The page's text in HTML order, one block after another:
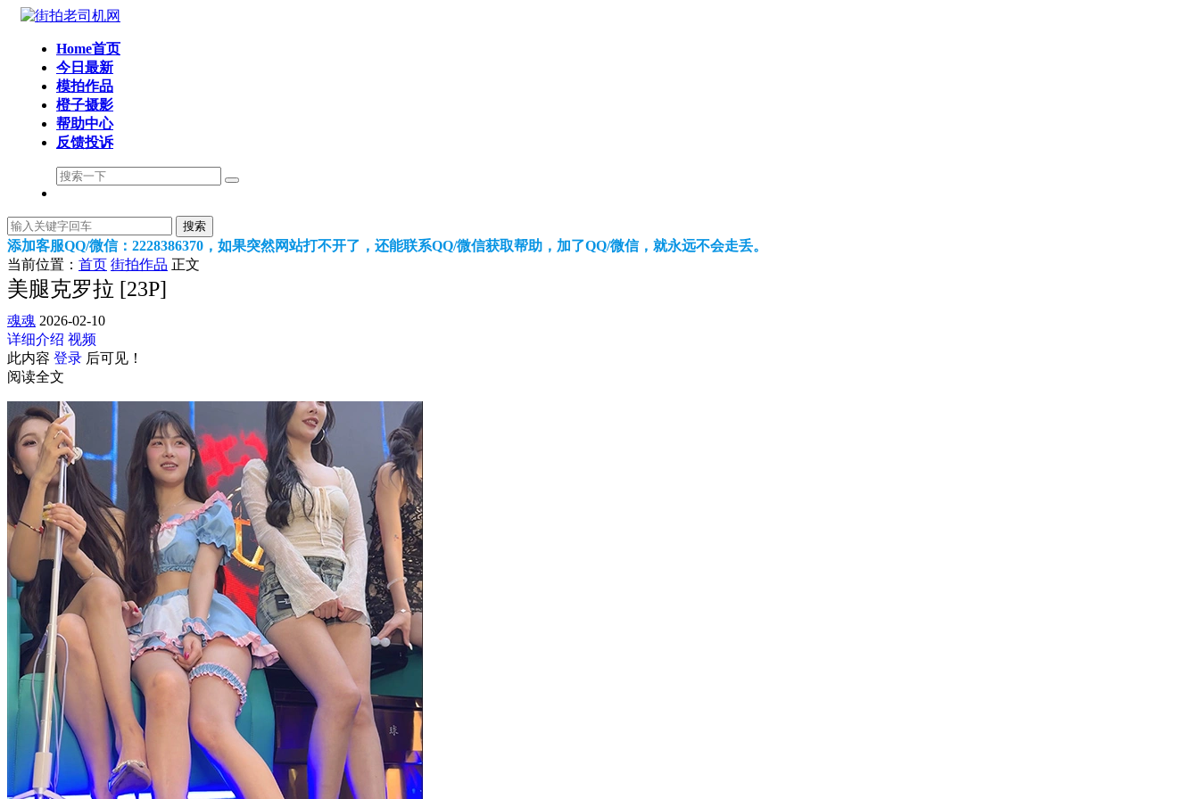
Home首页
今日最新
模拍作品
橙子摄影
帮助中心
反馈投诉
搜索
添加客服QQ/微信：2228386370，如果突然网站打不开了，还能联系QQ/微信获取帮助，加了QQ/微信，就永远不会走丢。
当前位置： 首页 街拍作品 正文
美腿克罗拉 [23P]
魂魂 2026-02-10
详细介绍 视频
此内容 登录 后可见！
阅读全文